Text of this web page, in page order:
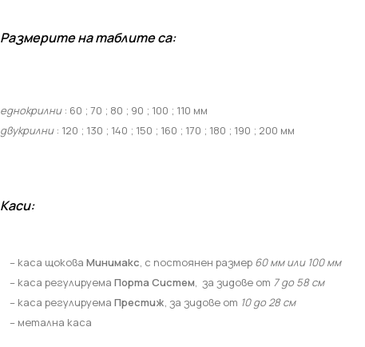
Размерите на таблите са:
еднокрилни: 60 ; 70 ; 80 ; 90 ; 100 ; 110 мм
двукрилни: 120 ; 130 ; 140 ; 150 ; 160 ; 170 ; 180 ; 190 ; 200 мм
Каси:
– каса щокова Минимакс , с постоянен размер 60 мм или 100 мм
– каса регулируема Порта Систем за зидове от 7 до 58 см
– каса регулируема Престиж , за зидове от 10 до 28 см
– метална каса